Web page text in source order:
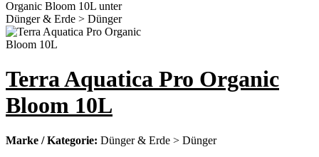
Terra Aquatica Pro Organic
Bloom 10L
Marke / Kategorie: Dünger & Erde > Dünger